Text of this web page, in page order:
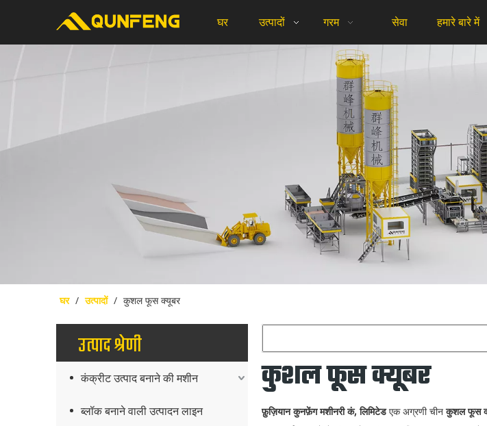
घर उत्पादों गरम सेवा हमारे बारे में
घर / उत्पादों / कुशल फूस क्यूबर
उत्पाद श्रेणी
कंक्रीट उत्पाद बनाने की मशीन
ब्लॉक बनाने वाली उत्पादन लाइन
कुशल फूस क्यूबर
फ़ुज़ियान कुनफ़ेंग मशीनरी कं, लिमिटेडएक अग्रणी चीनकुशल फूस